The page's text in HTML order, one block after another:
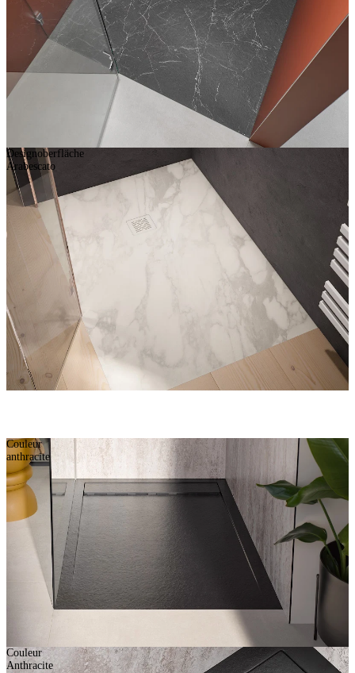
Designoberfläche
Arabescato
Couleur
anthracite
Couleur
Anthracite